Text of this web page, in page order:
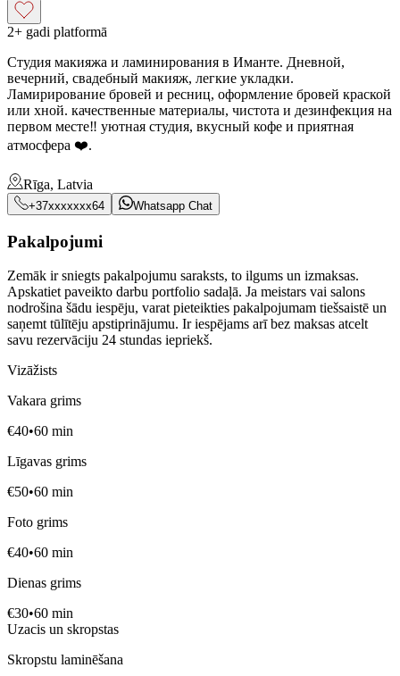
2+ gadi platformā
Студия макияжа и ламинирования в Иманте. Дневной,
вечерний, свадебный макияж, легкие укладки.
Ламирирование бровей и ресниц, оформление бровей краской
или хной. качественные материалы, чистота и дезинфекция на
первом месте‼️ уютная студия, вкусный кофе и приятная
атмосфера ❤️.
Rīga, Latvia
+37xxxxxxx64 Whatsapp Chat
Pakalpojumi
Zemāk ir sniegts pakalpojumu saraksts, to ilgums un izmaksas.
Apskatiet paveikto darbu portfolio sadaļā. Ja meistars vai salons
nodrošina šādu iespēju, varat pieteikties pakalpojumam tiešsaistē un
saņemt tūlītēju apstiprinājumu. Ir iespējams arī bez maksas atcelt
savu rezervāciju 24 stundas iepriekš.
Vizāžists
Vakara grims
€40•60 min
Līgavas grims
€50•60 min
Foto grims
€40•60 min
Dienas grims
€30•60 min
Uzacis un skropstas
Skropstu laminēšana